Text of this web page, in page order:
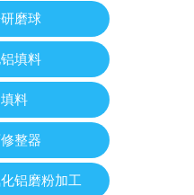
磨球
填料
料
整器
铝磨粉加工